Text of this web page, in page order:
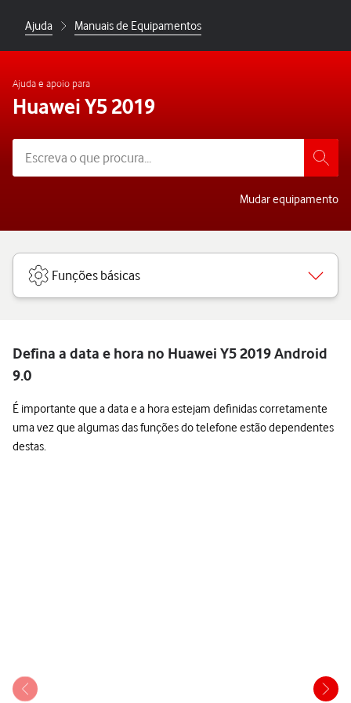
Ajuda Manuais de Equipamentos
Ajuda e apoio para
Huawei Y5 2019
Mudar equipamento
Funções básicas
Defina a data e hora no Huawei Y5 2019 Android
9.0
É importante que a data e a hora estejam definidas corretamente
uma vez que algumas das funções do telefone estão dependentes
destas.